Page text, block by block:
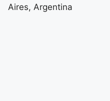
Aires, Argentina